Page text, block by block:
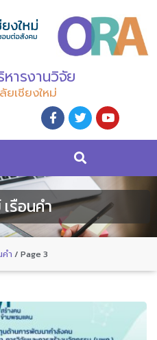
ารงานวิจัย
ยเชียงใหม่
รือนคำ
ำ / Page 3